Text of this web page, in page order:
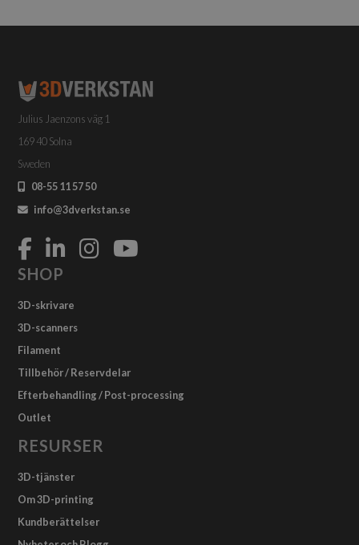
Julius Jaenzons väg 1
169 40 Solna
Sweden
08-55 11 57 50
info@3dverkstan.se
SHOP
3D-skrivare
3D-scanners
Filament
Tillbehör / Reservdelar
Efterbehandling / Post-processing
Outlet
RESURSER
3D-tjänster
Om 3D-printing
Kundberättelser